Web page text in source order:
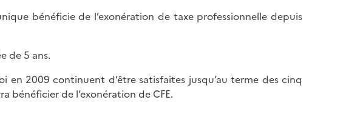
bénéficie de l’exonération de taxe professionnelle depuis
de 5 ans.
en 2009 continuent d’être satisfaites jusqu’au terme des cinq
bénéficier de l’exonération de CFE.